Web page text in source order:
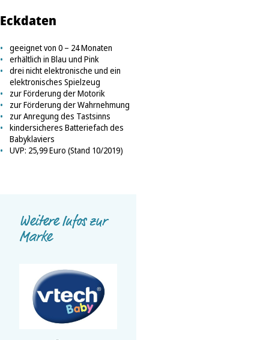
Eckdaten
geeignet von 0 – 24 Monaten
erhältlich in Blau und Pink
drei nicht elektronische und ein
elektronisches Spielzeug
zur Förderung der Motorik
zur Förderung der Wahrnehmung
zur Anregung des Tastsinns
kindersicheres Batteriefach des
Babyklaviers
UVP: 25,99 Euro (Stand 10/2019)
Weitere Infos zur
Marke